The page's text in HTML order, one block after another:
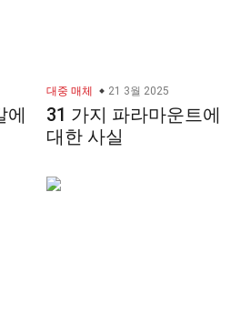
에
대중 매체 21 3월 2025
31 가지 파라마운트에
대한 사실